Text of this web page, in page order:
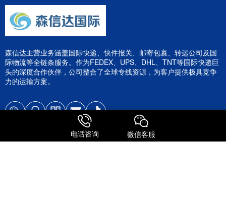
森信达主营业务涵盖国际快递、快件报关、邮寄包裹、转运公司及国
际物流等全链条服务。作为FEDEX、UPS、DHL、TNT等国际快递巨
头的深度合作伙伴，公司整合了全球专线资源，为客户提供极具竞争
力的运输方案。
电话咨询 微信客服